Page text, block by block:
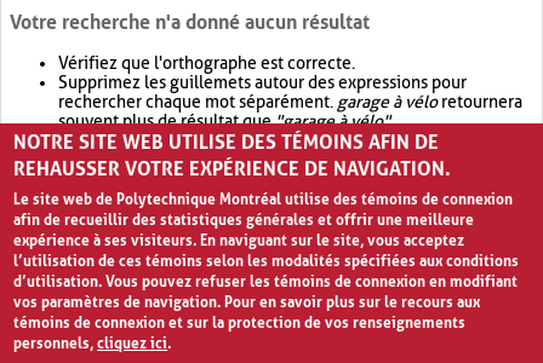
Votre recherche n'a donné aucun résultat
Vérifiez que l'orthographe est correcte.
Supprimez les guillemets autour des expressions pour
rechercher chaque mot séparément. garage à véloretournera
souvent plus de résultat que"garage à vélo".
Envisagez d'élargir votre recherche avec OR.garage OR vélo
retournera souvent plus de résultat quegarage à vélo
NOTRE SITE WEB UTILISE DES TÉMOINS AFIN DE
REHAUSSER VOTRE EXPÉRIENCE DE NAVIGATION.
Le site web de Polytechnique Montréal utilise des témoins de connexion
afin de recueillir des statistiques générales et offrir une meilleure
expérience à ses visiteurs. En naviguant sur le site, vous acceptez
l’utilisation de ces témoins selon les modalités spécifiées aux conditions
d’utilisation. Vous pouvez refuser les témoins de connexion en modifiant
vos paramètres de navigation. Pour en savoir plus sur le recours aux
témoins de connexion et sur la protection de vos renseignements
personnels,cliquez ici.